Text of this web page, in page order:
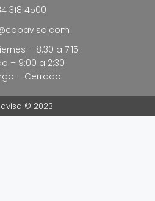
318 4500
– 8:30 a 7:15
– 9:00 a 2:30
– Cerrado
© 2023